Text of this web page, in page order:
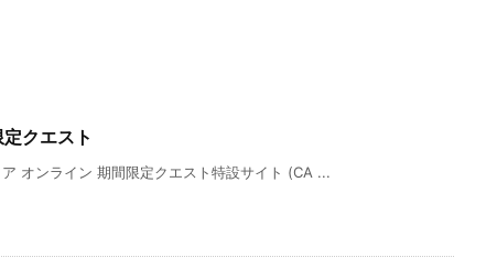
クエスト
オンライン 期間限定クエスト特設サイト (CA ...